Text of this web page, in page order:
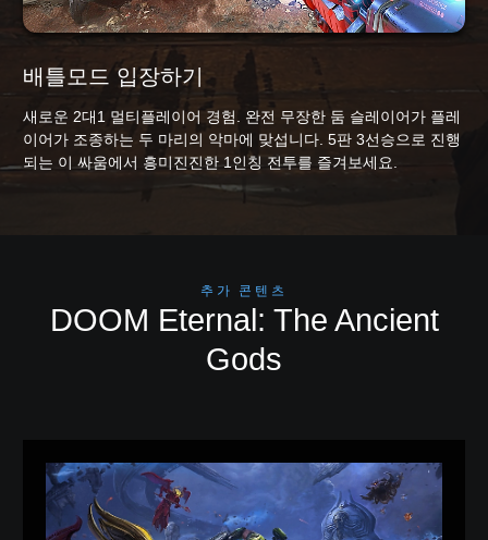
배틀모드 입장하기
새로운 2대1 멀티플레이어 경험. 완전 무장한 둠 슬레이어가 플레
이어가 조종하는 두 마리의 악마에 맞섭니다. 5판 3선승으로 진행
되는 이 싸움에서 흥미진진한 1인칭 전투를 즐겨보세요.
추가 콘텐츠
DOOM Eternal: The Ancient
Gods